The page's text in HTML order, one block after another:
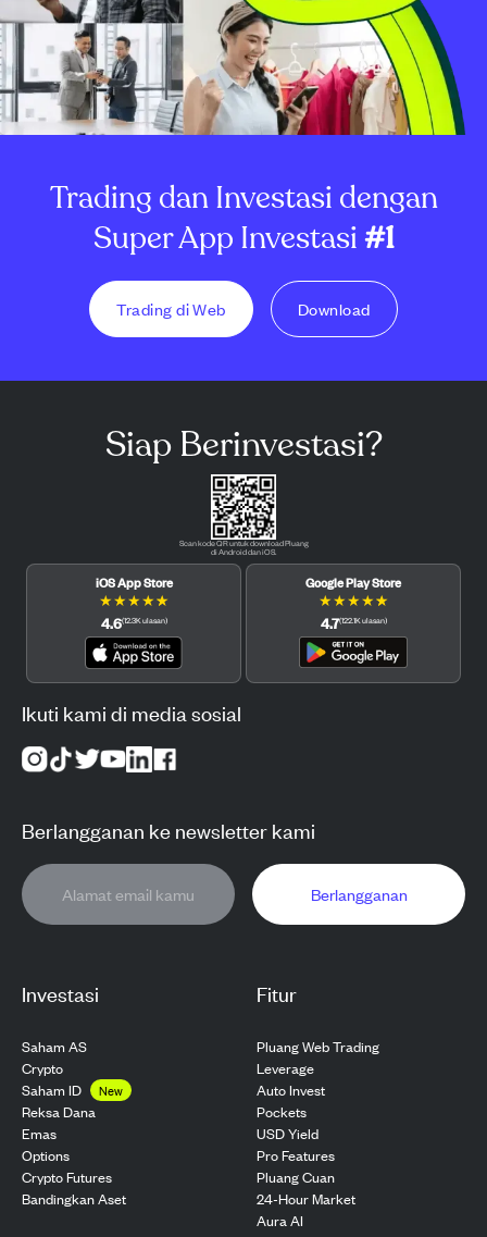
Trading dan Investasi dengan
Super App Investasi#1
Trading di Web Download
Investasi
Saham AS
Crypto
Saham ID
New
Reksa Dana
Emas
Options
Crypto Futures
Bandingkan Aset
Fitur
Pluang Web Trading
Leverage
Auto Invest
Pockets
USD Yield
Pro Features
Pluang Cuan
24-Hour Market
Aura AI
Siap Berinvestasi?
Scan kode QR untuk download Pluang
di Android dan iOS.
iOS App Store
★★★★★
4.6(12.3Kulasan)
Google Play Store
★★★★★
4.7(122.1Kulasan)
Ikuti kami di media sosial
Berlangganan ke newsletter kami
Berlangganan